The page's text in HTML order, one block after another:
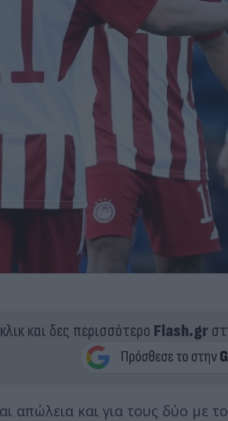
και δες περισσότερο Flash.gr
απώλεια και για τους δύο με